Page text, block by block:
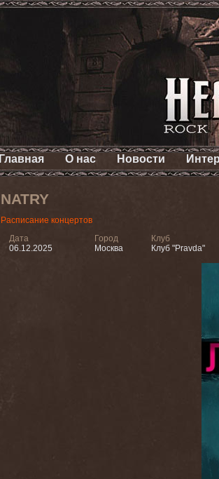
Главная О нас Новости
NATRY
Расписание концертов
Дата
06.12.2025
Город
Москва
Клуб
Клуб "Pravda"